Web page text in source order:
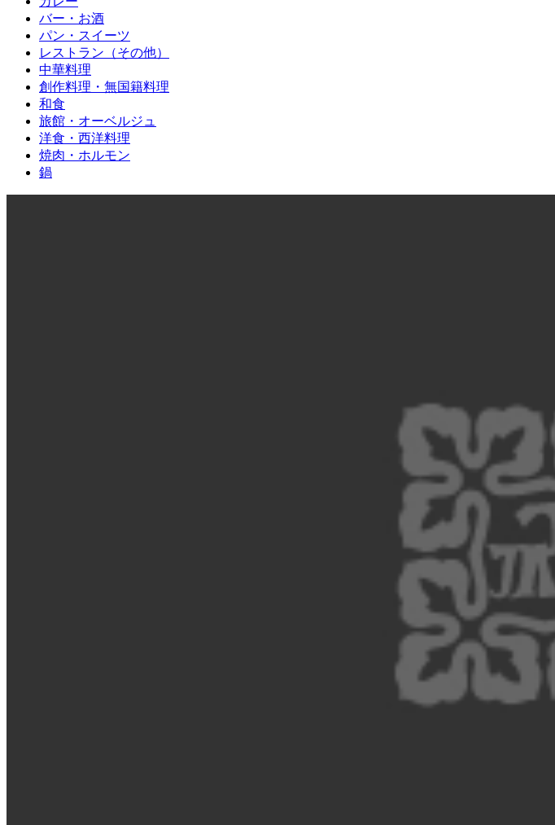
バー・お酒
パン・スイーツ
レストラン（その他）
中華料理
創作料理・無国籍料理
和食
旅館・オーベルジュ
洋食・西洋料理
焼肉・ホルモン
鍋